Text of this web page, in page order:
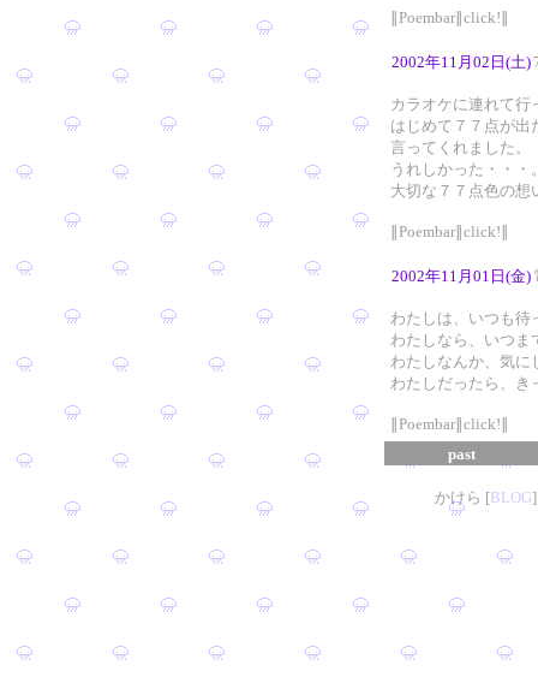
∥Poembar∥click!∥
2002年11月02日(土)
カラオケに連れて行
はじめて７７点が出
言ってくれました。
うれしかった・・・
大切な７７点色の想
∥Poembar∥click!∥
2002年11月01日(金)
わたしは、いつも待
わたしなら、いつま
わたしなんか、気に
わたしだったら、き
∥Poembar∥click!∥
past
かけら [BLOG